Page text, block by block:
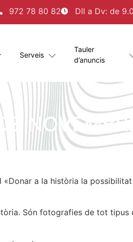
972 78 80 82 Dll a Dv: de
Serveis
Tauler
d’anuncis
a la història la
Són fotografies de tot tipus